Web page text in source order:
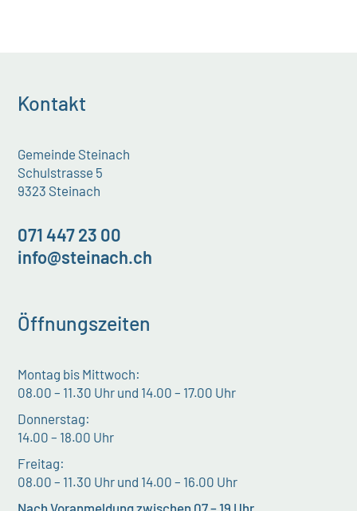
Kontakt
Gemeinde Steinach
Schulstrasse 5
9323 Steinach
071 447 23 00
info@steinach.ch
Öffnungszeiten
Montag bis Mittwoch:
08.00 – 11.30 Uhr und 14.00 – 17.00 Uhr
Donnerstag:
14.00 – 18.00 Uhr
Freitag:
08.00 – 11.30 Uhr und 14.00 – 16.00 Uhr
Nach Voranmeldung zwischen 07 – 19 Uhr